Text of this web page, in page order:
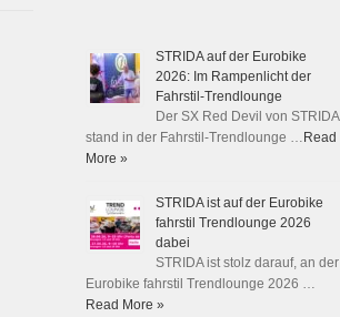
STRIDA auf der Eurobike
2026: Im Rampenlicht der
Fahrstil-Trendlounge
Der SX Red Devil von STRIDA
stand in der Fahrstil-Trendlounge … Read
More »
STRIDA ist auf der Eurobike
fahrstil Trendlounge 2026
dabei
STRIDA ist stolz darauf, an der
Eurobike fahrstil Trendlounge 2026 …
Read More »